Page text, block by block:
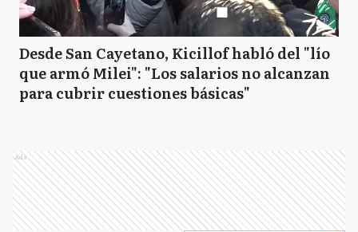
Desde San Cayetano, Kicillof habló del "lío
que armó Milei": "Los salarios no alcanzan
para cubrir cuestiones básicas"
Ads